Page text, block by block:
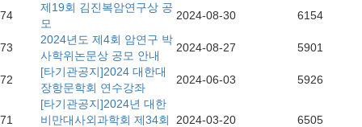
74
제19회 김진복암연구상 공
모
2024-08-30 6154
73
2024년도 제4회 암연구 박
사학위논문상 공모 안내
2024-08-27 5901
72
[타기관공지]2024 대한대
장항문학회 연수강좌
2024-06-03 5926
71
[타기관공지]2024년 대한
비만대사외과학회 제34회
2024-03-20 6505